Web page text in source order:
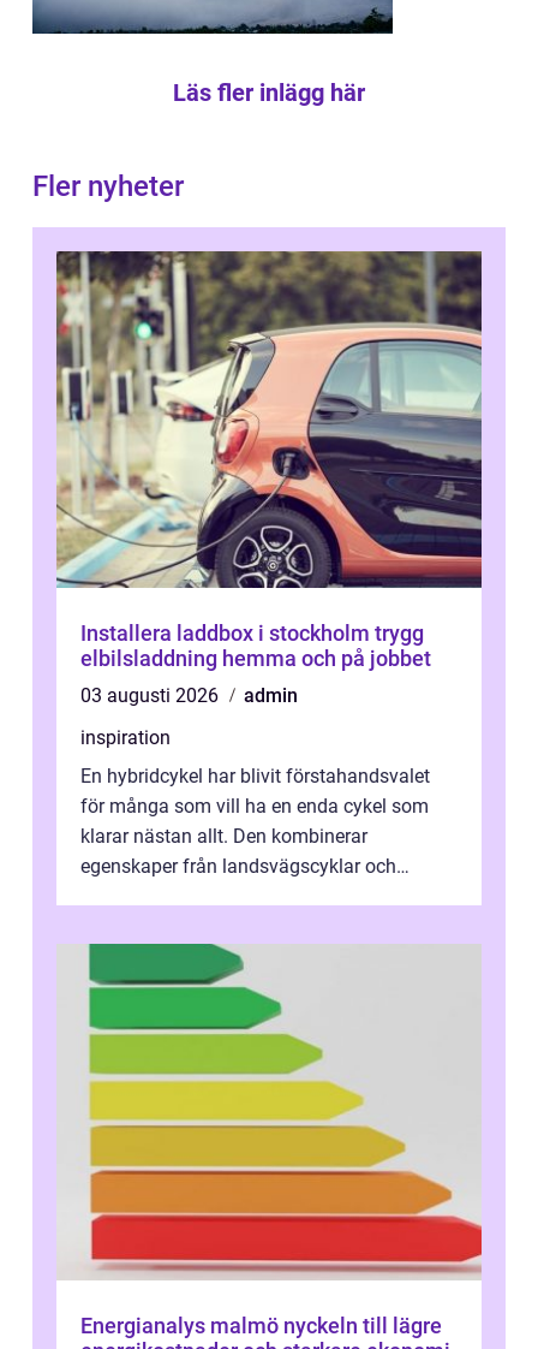
Läs fler inlägg här
Fler nyheter
Installera laddbox i stockholm trygg
elbilsladdning hemma och på jobbet
03 augusti 2026
admin
inspiration
En hybridcykel har blivit förstahandsvalet
för många som vill ha en enda cykel som
klarar nästan allt. Den kombinerar
egenskaper från landsvägscyklar och
Energianalys malmö nyckeln till lägre